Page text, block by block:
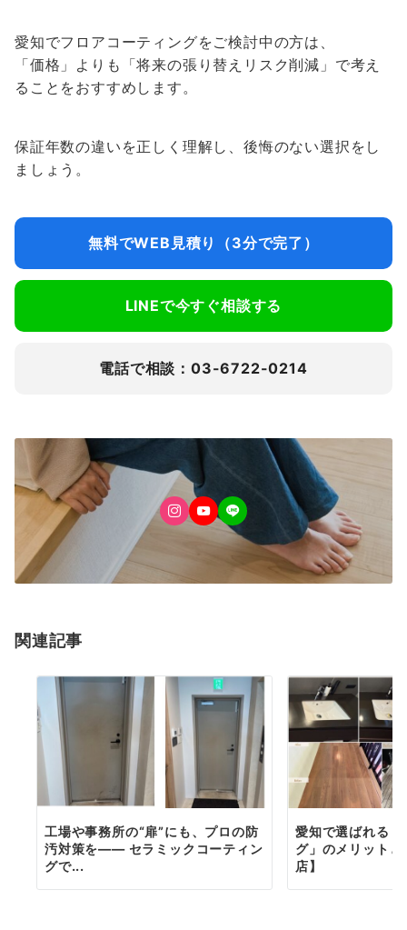
愛知でフロアコーティングをご検討中の方は、
「価格」よりも「将来の張り替えリスク削減」で考え
ることをおすすめします。
保証年数の違いを正しく理解し、後悔のない選択をし
ましょう。
無料でWEB見積り（3分で完了）
LINEで今すぐ相談する
電話で相談：03-6722-0214
関連記事
工場や事務所の“扉”にも、プロの防
汚対策を―― セラミックコーティン
グで...
愛知で選ばれる
グ」のメリット
店】